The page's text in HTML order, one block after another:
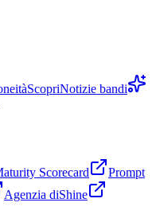
ScopriNotizie bandi
Scorecard
Prompt
Agenzia diShine